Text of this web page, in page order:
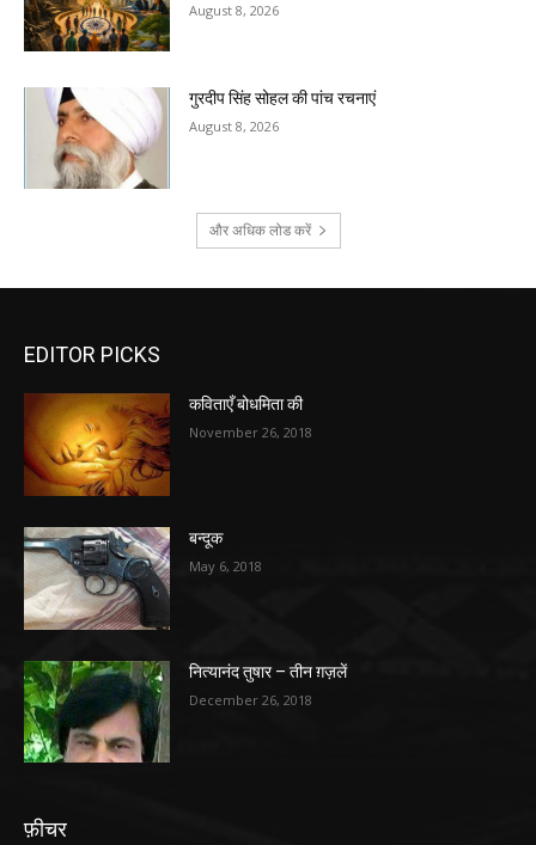
August 8, 2026
गुरदीप सिंह सोहल की पांच रचनाएं
August 8, 2026
और अधिक लोड करें
EDITOR PICKS
कविताएँ बोधमिता की
November 26, 2018
बन्दूक
May 6, 2018
नित्यानंद तुषार – तीन ग़ज़लें
December 26, 2018
फ़ीचर